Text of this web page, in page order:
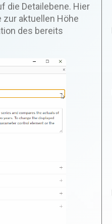
die Detailebene. Hier
aktuellen Höhe
des bereits